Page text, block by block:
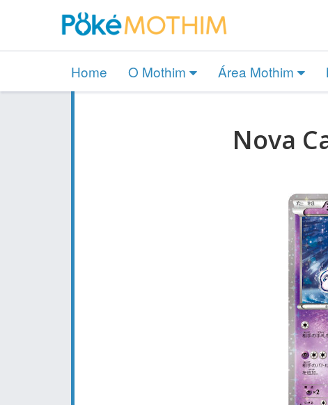
Home O Mothim Área Mothim
Nova